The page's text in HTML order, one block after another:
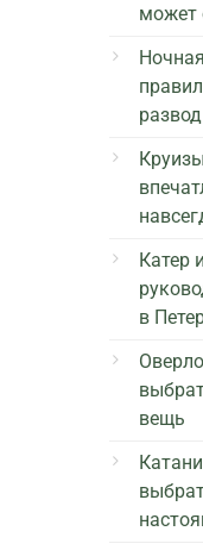
может
Катер
в
вещь